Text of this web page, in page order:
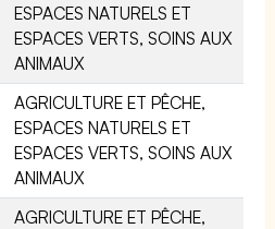
ESPACES NATURELS ET
ESPACES VERTS, SOINS AUX
ANIMAUX
AGRICULTURE ET PÊCHE,
ESPACES NATURELS ET
ESPACES VERTS, SOINS AUX
ANIMAUX
AGRICULTURE ET PÊCHE,